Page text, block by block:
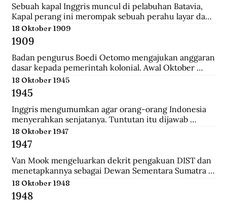
Sebuah kapal Inggris muncul di pelabuhan Batavia,
Kapal perang ini merompak sebuah perahu layar dan
perahu fregat. Setelah kejatuhan Tanjung Harapan,
Inggris berupaya untuk memblokade Pulau Jawa ,
yang merupakan langkah awal sebelum
merealisasikan rencana besarnya , yakni menguasai
Pulau Jawa.
18 Oktober 1909
1909
Badan pengurus Boedi Oetomo mengajukan anggaran
dasar kepada pemerintah kolonial. Awal Oktober
1909, Boedi Oetomo menyelenggrakan konggres
untuk menentukan arah perjuangan organisasi.
Konggres itu berjalan alot, kaum tua seperti Wahidin
Sudirohusodo dan Radjiman Wedyodiningrat
menghendaki pendidikan untuk kaum priyayi,
sementara kaum muda seperti Tjipto Mangunkusumo
dan Soetomo justru menghendaki pendidikan bagi
seluruh rakyat.
18 Oktober 1945
1945
Inggris mengumumkan agar orang-orang Indonesia
menyerahkan senjatanya. Tuntutan itu dijawab
dengan giatnya pembentukan laskar-laskar di Medan
dan sekitarnya, seperti Berastagi dan Pematang
Siantar. Anggota laskar bahkan mencari senjata yang
dibuang Jepang ke dasar laut, dekat pelabuhan
Belawan.
18 Oktober 1947
1947
Van Mook mengeluarkan dekrit pengakuan DIST dan
menetapkannya sebagai Dewan Sementara Sumatra
Timur. Republik mengecam pembentukan NST,
menyebut para pemimpinnya sebagai “boneka”
Belanda. Untuk menghalau propaganda Republik, NST
18 Oktober 1948
1948